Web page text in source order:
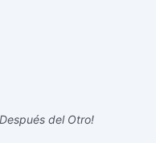
del Otro!